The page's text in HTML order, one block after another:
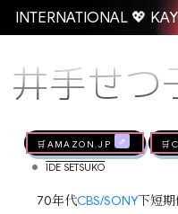
INTERNATIONAL 💖
井手せつ
🛒AMAZON.jp
• IDE SETSUKO
70年代CBS/SONY下短